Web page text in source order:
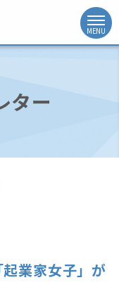
ター
業家女子」が